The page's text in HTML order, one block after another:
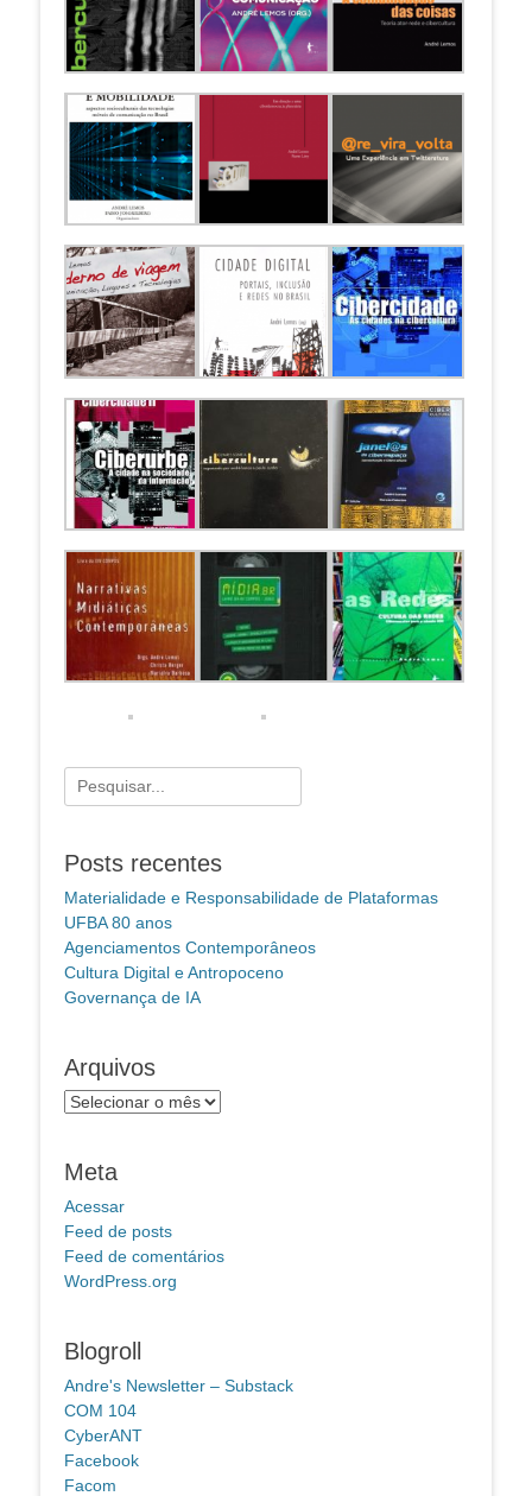
Pesquisar
por:
Posts recentes
Materialidade e Responsabilidade de Plataformas
UFBA 80 anos
Agenciamentos Contemporâneos
Cultura Digital e Antropoceno
Governança de IA
Arquivos
Arquivos
Meta
Acessar
Feed de posts
Feed de comentários
WordPress.org
Blogroll
Andre's Newsletter – Substack
COM 104
CyberANT
Facebook
Facom